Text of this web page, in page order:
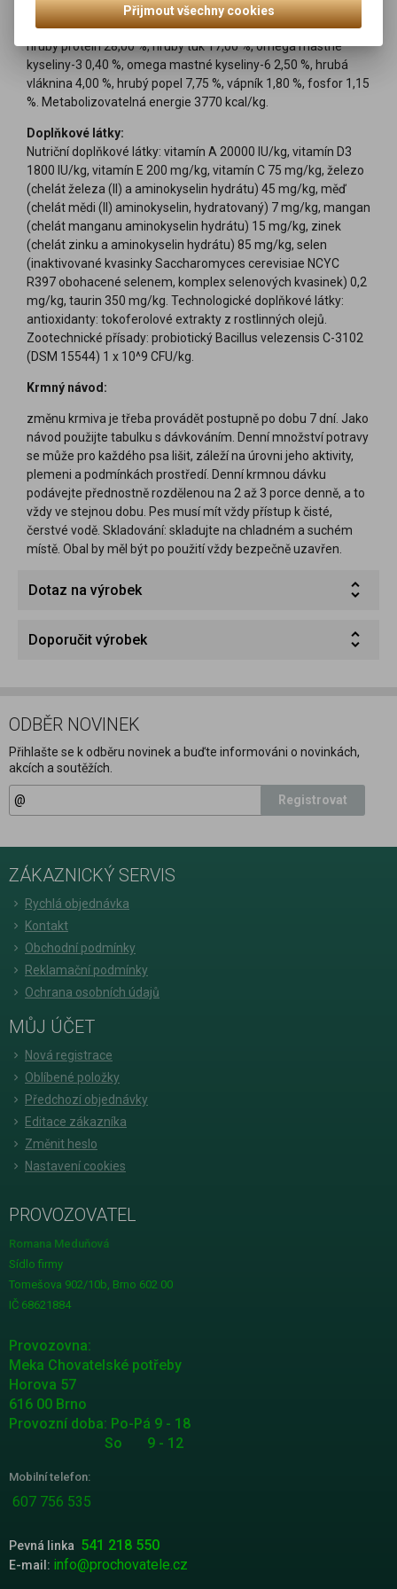
Analytické složky:
hrubý protein 28,00 %, hrubý tuk 17,00 %, omega mastné
kyseliny-3 0,40 %, omega mastné kyseliny-6 2,50 %, hrubá
vláknina 4,00 %, hrubý popel 7,75 %, vápník 1,80 %, fosfor 1,15
%. Metabolizovatelná energie 3770 kcal/kg.
Doplňkové látky:
Nutriční doplňkové látky: vitamín A 20000 IU/kg, vitamín D3
1800 IU/kg, vitamín E 200 mg/kg, vitamín C 75 mg/kg, železo
(chelát železa (II) a aminokyselin hydrátu) 45 mg/kg, měď
(chelát mědi (II) aminokyselin, hydratovaný) 7 mg/kg, mangan
(chelát manganu aminokyselin hydrátu) 15 mg/kg, zinek
(chelát zinku a aminokyselin hydrátu) 85 mg/kg, selen
(inaktivované kvasinky Saccharomyces cerevisiae NCYC
R397 obohacené selenem, komplex selenových kvasinek) 0,2
mg/kg, taurin 350 mg/kg. Technologické doplňkové látky:
antioxidanty: tokoferolové extrakty z rostlinných olejů.
Zootechnické přísady: probiotický Bacillus velezensis C-3102
(DSM 15544) 1 x 10^9 CFU/kg.
Krmný návod:
změnu krmiva je třeba provádět postupně po dobu 7 dní. Jako
návod použijte tabulku s dávkováním. Denní množství potravy
se může pro každého psa lišit, záleží na úrovni jeho aktivity,
plemeni a podmínkách prostředí. Denní krmnou dávku
podávejte přednostně rozdělenou na 2 až 3 porce denně, a to
vždy ve stejnou dobu. Pes musí mít vždy přístup k čisté,
čerstvé vodě. Skladování: skladujte na chladném a suchém
místě. Obal by měl být po použití vždy bezpečně uzavřen.
Dotaz na výrobek
Doporučit výrobek
ODBĚR NOVINEK
Přihlašte se k odběru novinek a buďte informováni o novinkách,
akcích a soutěžích.
Registrovat
ZÁKAZNICKÝ SERVIS
Rychlá objednávka
Kontakt
Obchodní podmínky
Reklamační podmínky
Ochrana osobních údajů
MŮJ ÚČET
Nová registrace
Oblíbené položky
Předchozí objednávky
Editace zákazníka
Změnit heslo
Nastavení cookies
PROVOZOVATEL
Romana Meduňová
Sídlo firmy
Tomešova 902/10b, Brno 602 00
IČ 68621884
Provozovna:
Meka Chovatelské potřeby
Horova 57
616 00 Brno
Provozní doba: Po-Pá 9 - 18
So 9 - 12
Mobilní telefon:
607 756 535
Pevná linka 541 218 550
E-mail: info@prochovatele.cz
Přijmout všechny cookies